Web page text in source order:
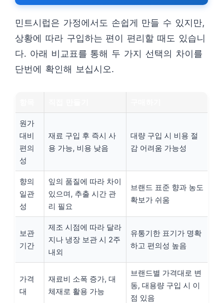
민트시럽은 가정에서도 손쉽게 만들 수 있지만,
상황에 따라 구입하는 편이 편리할 때도 있습니
다. 아래 비교표를 통해 두 가지 선택의 차이를
단번에 확인해 보십시오.
원가
대비
편의
성
재료 구입 후 즉시 사
용 가능, 비용 낮음
대량 구입 시 비용 절
감 어려움 가능성
향의
일관
성
잎의 품질에 따라 차이
있으며, 추출 시간 관
리 필요
브랜드 표준 향과 농도
확보가 쉬움
보관
기간
제조 시점에 따라 달라
지나 냉장 보관 시 2주
내외
유통기한 표기가 명확
하고 편의성 높음
가격
대
재료비 소폭 증가, 대
체재로 활용 가능
브랜드별 가격대로 변
동, 대용량 구입 시 이
점 있음